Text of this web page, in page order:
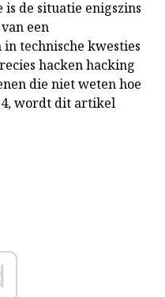
de situatie enigszins
een
technische kwesties
hacken hacking
die niet weten hoe
4, wordt dit artikel